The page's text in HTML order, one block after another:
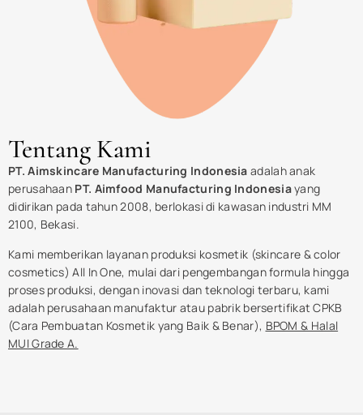
Tentang Kami
PT. Aimskincare Manufacturing Indonesia adalah anak
perusahaan PT. Aimfood Manufacturing Indonesiayang
didirikan pada tahun 2008, berlokasi di kawasan industri MM
2100, Bekasi.
Kami memberikan layanan produksi kosmetik (skincare & color
cosmetics) All In One, mulai dari pengembangan formula hingga
proses produksi, dengan inovasi dan teknologi terbaru, kami
adalah perusahaan manufaktur atau pabrik bersertifikat CPKB
(Cara Pembuatan Kosmetik yang Baik & Benar), BPOM & Halal
MUI Grade A.